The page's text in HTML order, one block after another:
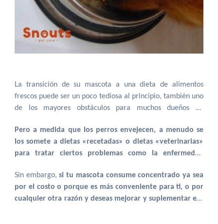
La transición de su mascota a una dieta de alimentos
frescos puede ser un poco tediosa al principio, también uno
de los mayores obstáculos para muchos dueños de
con alimentos naturales como carnes verduras, frutas y
complementos es más costoso que muchos de los
concentrados en el mercado.
Pero a medida que los perros envejecen, a menudo se
los somete a dietas «recetadas» o dietas «veterinarias»
para tratar ciertos problemas como la enfermedad
Sin embargo, si tu mascota consume concentrado ya sea
por el costo o porque es más conveniente para ti, o por
cualquier otra razón y deseas mejorar y suplementar ese